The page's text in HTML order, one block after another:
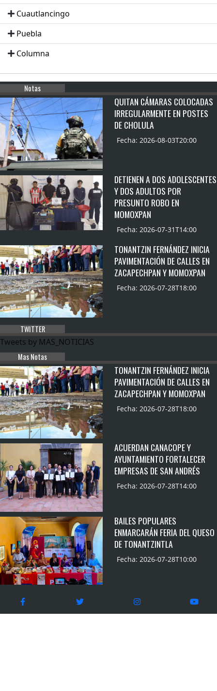
Cuautlancingo
Puebla
Columna
Notas
QUITAN CÁMARAS COLOCADAS
IRREGULARMENTE EN POSTES
DE CHOLULA
Fecha: 2026-08-03T20:00
DETIENEN A DOS ADOLESCENTES
Y DOS ADULTOS POR
PRESUNTO ROBO EN
MOMOXPAN
Fecha: 2026-07-31T14:00
TONANTZIN FERNÁNDEZ INICIA
PAVIMENTACIÓN DE CALLES EN
ZACAPECHPAN Y MOMOXPAN
Fecha: 2026-07-28T18:00
TWITTER
Tweets by MAS_NOTICIAS
Mas Notas
TONANTZIN FERNÁNDEZ INICIA
PAVIMENTACIÓN DE CALLES EN
ZACAPECHPAN Y MOMOXPAN
Fecha: 2026-07-28T18:00
ACUERDAN CANACOPE Y
AYUNTAMIENTO FORTALECER
EMPRESAS DE SAN ANDRÉS
Fecha: 2026-07-28T14:00
BAILES POPULARES
ENMARCARÁN FERIA DEL QUESO
DE TONANTZINTLA
Fecha: 2026-07-28T10:00